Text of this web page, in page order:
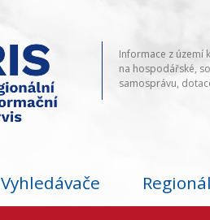
Informace z území
na hospodářské,
samosprávu,
Vyhledávače